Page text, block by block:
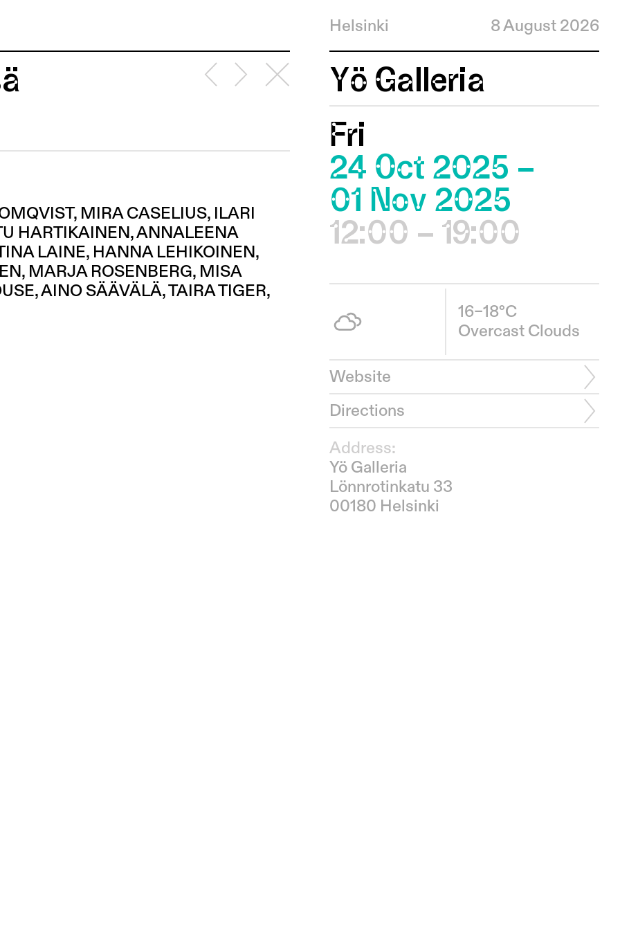
Helsinki 8 August 2026
MIRA CASELIUS, ILARI
HARTIKAINEN, ANNALEENA
LAINE, HANNA LEHIKOINEN,
MARJA ROSENBERG, MISA
AINO SÄÄVÄLÄ, TAIRA TIGER,
Yö Galleria
Fri
24 Oct 2025 –
01 Nov 2025
12:00 – 19:00
16–18°C
Overcast Clouds
Website
Directions
Address:
Yö Galleria
Lönnrotinkatu 33
00180 Helsinki